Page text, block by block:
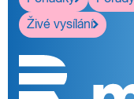
Živé vysílání